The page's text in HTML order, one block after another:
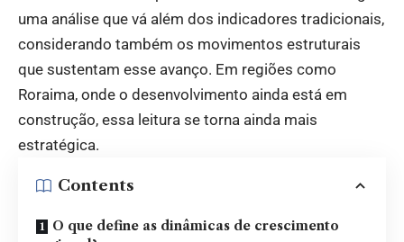
uma análise que vá além dos indicadores tradicionais,
considerando também os movimentos estruturais
que sustentam esse avanço. Em regiões como
Roraima, onde o desenvolvimento ainda está em
construção, essa leitura se torna ainda mais
estratégica.
Contents
O que define as dinâmicas de crescimento